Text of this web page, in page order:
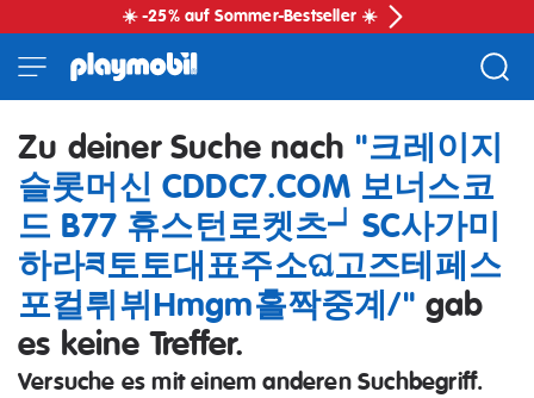
☀️ -25% auf Sommer-Bestseller ☀️
Zu deiner Suche nach "크레이지
슬롯머신 CDDC7.COM 보너스코
드 B77 휴스턴로켓츠┙SC사가미
하라ཟ토토대표주소ଘ고즈테페스
포컬뤼뷔Нmgm홀짝중계/" gab
es keine Treffer.
Versuche es mit einem anderen Suchbegriff.